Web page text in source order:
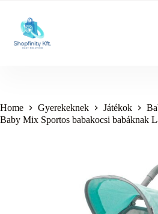
content
Home Gyerekeknek Játékok
Baby Mix Sportos babakocsi babáknak